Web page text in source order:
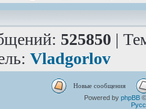
525850 |
Vladgorlov
Новые сообщения
Powered by phpBB